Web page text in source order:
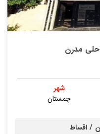
مدرن
شهر
چمستان
اقساط